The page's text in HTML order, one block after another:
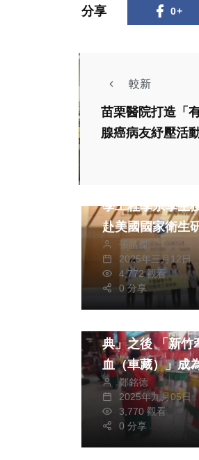
分享 0+
較新
苗栗醫院打造「
腺癌病友紓壓活
學工程學系學生
赴美國國家衛生
院(NIH)暑期實習
化國際科研視野
張皓傑
2025年三月12日
4,772 觀看
0 分享
典」之後 「新竹牽
血（車藏）」成
竹市第二項民俗
資產
鄭銘德
2025年九月05日
3,770 觀看
0 分享